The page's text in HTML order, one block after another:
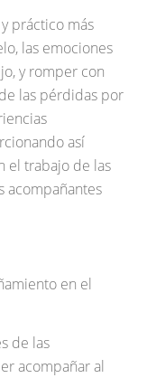
práctico más
las emociones
y romper con
las pérdidas por
así
el trabajo de las
acompañantes
en el
de las
acompañar al